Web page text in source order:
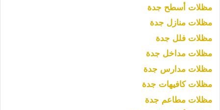
مظلات أسطح جدة
مظلات منازل جدة
مظلات فلل جدة
مظلات مداخل جدة
مظلات مدارس جدة
مظلات كافيهات جدة
مظلات مطاعم جدة